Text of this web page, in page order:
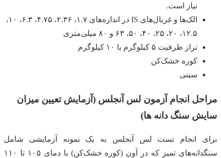
نیاز است.
الک‌ها و غربال‌های IS در اندازه‌های ۱.۷، ۲.۳۶، ۴.۷۵، ۶.۳، ۱۰،
۱۲.۵، ۲۰، ۲۵، ۴۰، ۵۰، ۶۳ و ۸۰ میلی‌متری
تراز ظرفیت ۵ کیلوگرم یا ۱۰ کیلوگرم
کوره خشک‌کن
سینی
مراحل انجام آزمون لس آنجلس (آزمایش تعیین میزان
سایش سنگ دانه ها)
برای انجام تست لس آنجلس به یک نمونه آزمایشی شامل
سنگدانه‌های تمیز که در آون (کوره خشک‌کن) با دمای ۱۰۵ تا ۱۱۰